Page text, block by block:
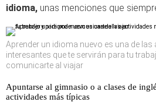
idioma, unas menciones que
Aprender un idioma nuevo es una de
interesantes que te servirán para tu
comunicarte al viajar
Apuntarse al gimnasio o a clases de
actividades más típicas